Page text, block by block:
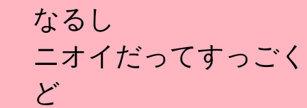
なるし
ニオイだってすっご
ど